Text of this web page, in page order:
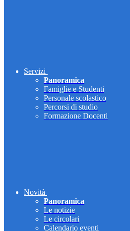
Servizi
Panoramica
Famiglie e Studenti
Personale scolastico
Percorsi di studio
Formazione Docenti
Novità
Panoramica
Le notizie
Le circolari
Calendario eventi